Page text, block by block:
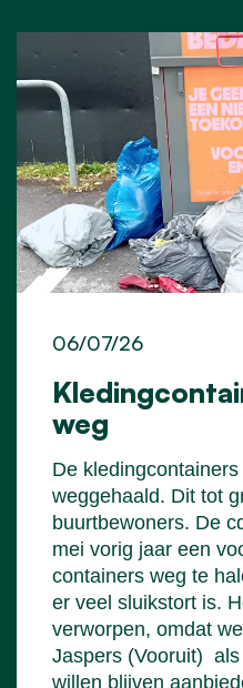
weg
06/07/26
De
weggehaald. Dit tot
buurtbewoners. De
mei vorig jaar een
containers weg te
er veel sluikstort is.
verworpen, omdat
Jaspers (Vooruit)
willen blijven